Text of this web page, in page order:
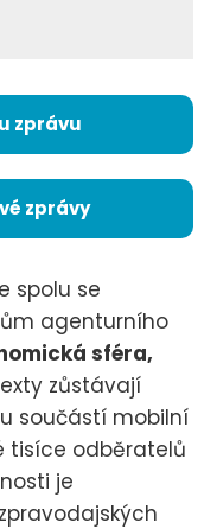
zprávu
zprávy
spolu se
agenturního
sféra,
zůstávají
součástí mobilní
tisíce odběratelů
je